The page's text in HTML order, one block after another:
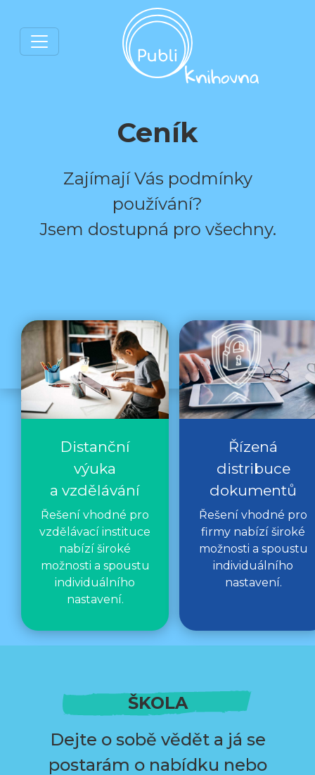
Ceník
Zajímají Vás podmínky
používání?
Jsem dostupná pro všechny.
Distanční
výuka
a vzdělávání
Řešení vhodné pro
vzdělávací instituce
nabízí široké
možnosti a spoustu
individuálního
nastavení.
Řízená
distribuce
dokumentů
Řešení vhodné pro
firmy nabízí široké
možnosti a spoustu
individuálního
nastavení.
ŠKOLA
Dejte o sobě vědět a já se
postarám o nabídku nebo